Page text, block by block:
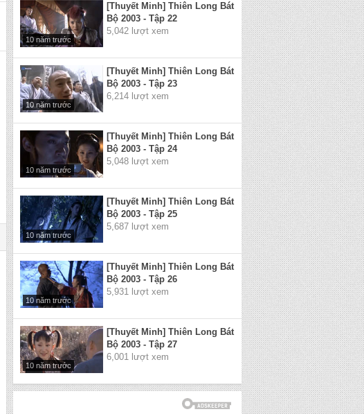
10 năm trước
[Thuyết Minh] Thiên Long Bát
Bộ 2003 - Tập 22
5,042 lượt xem
10 năm trước
[Thuyết Minh] Thiên Long Bát
Bộ 2003 - Tập 23
6,214 lượt xem
10 năm trước
[Thuyết Minh] Thiên Long Bát
Bộ 2003 - Tập 24
5,048 lượt xem
10 năm trước
[Thuyết Minh] Thiên Long Bát
Bộ 2003 - Tập 25
5,687 lượt xem
10 năm trước
[Thuyết Minh] Thiên Long Bát
Bộ 2003 - Tập 26
5,931 lượt xem
10 năm trước
[Thuyết Minh] Thiên Long Bát
Bộ 2003 - Tập 27
6,001 lượt xem